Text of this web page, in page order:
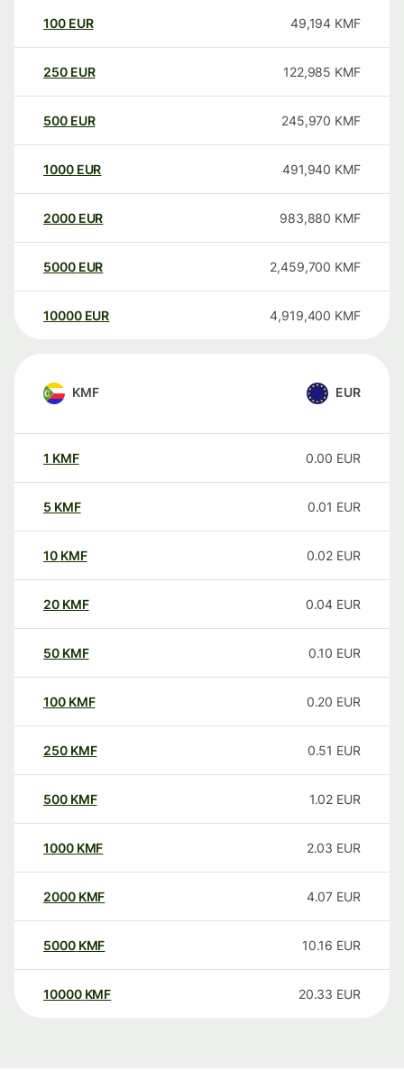
100 EUR 49,194 KMF
250 EUR 122,985 KMF
500 EUR 245,970 KMF
1000 EUR 491,940 KMF
2000 EUR 983,880 KMF
5000 EUR 2,459,700 KMF
10000 EUR 4,919,400 KMF
KMF EUR
1 KMF 0.00 EUR
5 KMF 0.01 EUR
10 KMF 0.02 EUR
20 KMF 0.04 EUR
50 KMF 0.10 EUR
100 KMF 0.20 EUR
250 KMF 0.51 EUR
500 KMF 1.02 EUR
1000 KMF 2.03 EUR
2000 KMF 4.07 EUR
5000 KMF 10.16 EUR
10000 KMF 20.33 EUR